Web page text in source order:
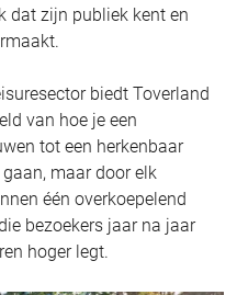
dat zijn publiek kent en
biedt Toverland
van hoe je een
tot een herkenbaar
maar door elk
één overkoepelend
bezoekers jaar na jaar
hoger legt.